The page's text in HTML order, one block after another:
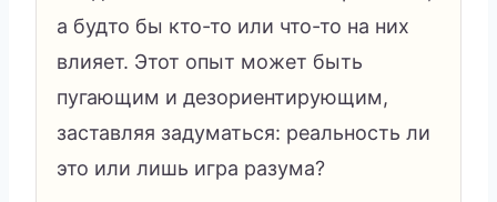
а будто бы кто-то или что-то на них
влияет. Этот опыт может быть
пугающим и дезориентирующим,
заставляя задуматься: реальность ли
это или лишь игра разума?